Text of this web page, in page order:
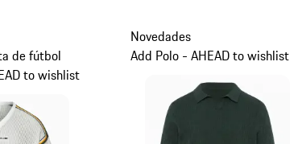
de fútbol
to wishlist
Novedades
Add Polo - AHEAD to wishlist